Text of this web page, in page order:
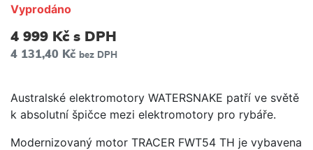
Vyprodáno
4 999 Kč s DPH
4 131,40 Kč bez DPH
Australské elektromotory WATERSNAKE patří ve světě
k absolutní špičce mezi elektromotory pro rybáře.
Modernizovaný motor TRACER FWT54 TH je vybavena